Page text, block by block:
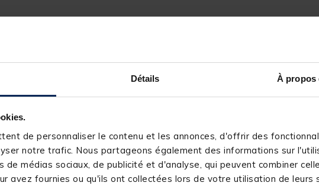
Détails À propos
de personnaliser le contenu et les annonces, d'offrir des
notre trafic. Nous partageons également des informations sur
de médias sociaux, de publicité et d'analyse, qui peuvent combiner
avez fournies ou qu'ils ont collectées lors de votre utilisation de leurs
244785-1
GARBOLINO